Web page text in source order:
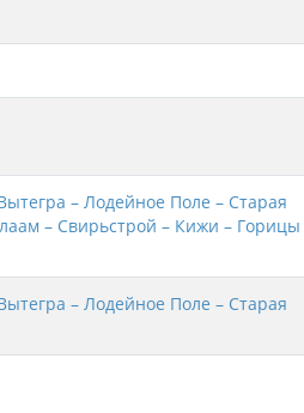
– Лодейное Поле – Старая
– Свирьстрой – Кижи – Горицы
– Лодейное Поле – Старая